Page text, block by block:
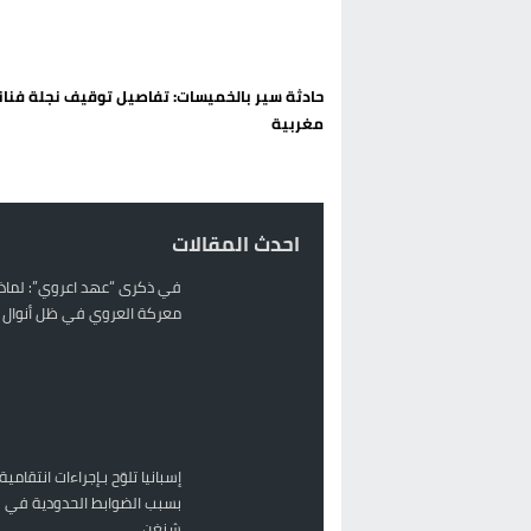
حادثة سير بالخميسات: تفاصيل توقيف نجلة
مغربية
احدث المقالات
في ذكرى “عهد اعروي”:
معركة العروي في ظل
إسبانيا تلوّح بـإجراءات
بسبب الضوابط الحدودية